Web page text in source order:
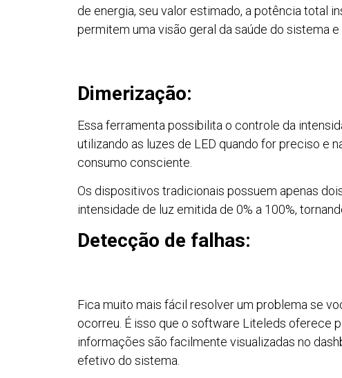
de energia, seu valor estimado, a potência total
permitem uma visão geral da saúde do sistema
Dimerização:
Essa ferramenta possibilita o controle da
utilizando as luzes de LED quando for preciso e
consumo consciente.
Os dispositivos tradicionais possuem apenas
intensidade de luz emitida de 0% a 100%,
Detecção de falhas:
Fica muito mais fácil resolver um problema se
ocorreu. É isso que o software Liteleds oferece
informações são facilmente visualizadas no
efetivo do sistema.